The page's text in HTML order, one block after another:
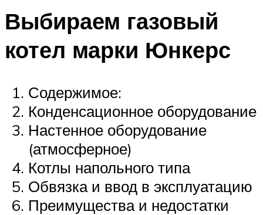
Выбираем газовый
котел марки Юнкерс
Содержимое:
Конденсационное оборудование
Настенное оборудование
(атмосферное)
Котлы напольного типа
Обвязка и ввод в эксплуатацию
Преимущества и недостатки